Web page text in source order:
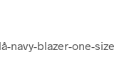
navy-blazer-one-size